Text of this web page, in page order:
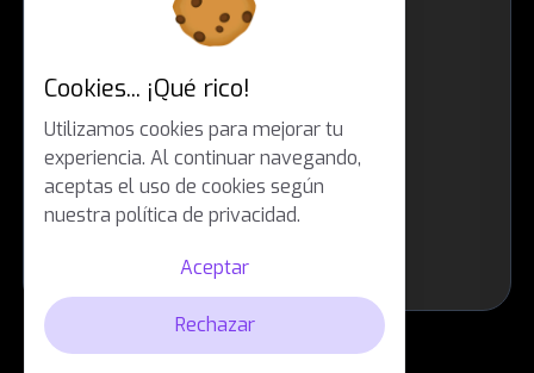
Cookies... ¡Qué rico!
Utilizamos cookies para mejorar tu
experiencia. Al continuar navegando,
aceptas el uso de cookies según
nuestra política de privacidad.
Aceptar
Rechazar
Términos de servicio
Política de privacidad
Política de reembolso
RGPD
Retención de datos
CLUF (Acuerdo de licencia)